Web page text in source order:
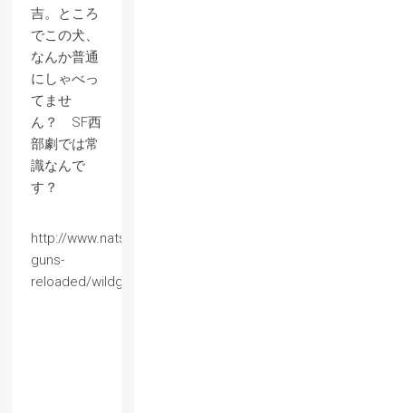
吉。ところ
でこの犬、
なんか普通
にしゃべっ
てませ
ん？ SF西
部劇では常
識なんで
す？
http://www.natsumeatari.co.jp/wild-
guns-
reloaded/wildguns.html